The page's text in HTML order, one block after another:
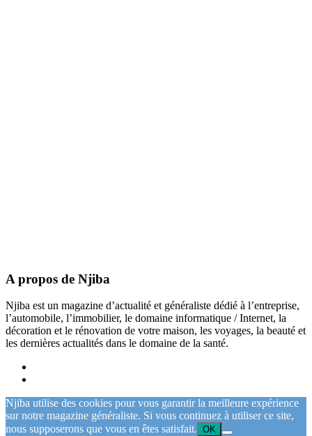
A propos de Njiba
Njiba est un magazine d’actualité et généraliste dédié à l’entreprise,
l’automobile, l’immobilier, le domaine informatique / Internet, la
décoration et le rénovation de votre maison, les voyages, la beauté et
les dernières actualités dans le domaine de la santé.
Njiba utilise des cookies pour vous garantir la meilleure expérience
sur notre magazine généraliste. Si vous continuez à utiliser ce site,
nous supposerons que vous en êtes satisfait. OK